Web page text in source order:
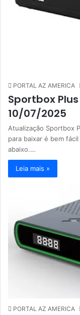
PORTAL AZ AMERICA
Sportbox
10/07/2025
Atualização Sportbox
para baixar é bem
abaixo.…
Leia mais »
PORTAL AZ AMERICA